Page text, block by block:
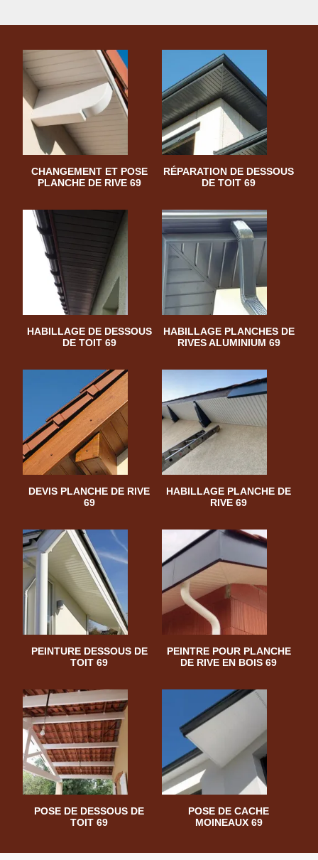
CHANGEMENT ET POSE
PLANCHE DE RIVE 69
RÉPARATION DE DESSOUS
DE TOIT 69
HABILLAGE DE DESSOUS
DE TOIT 69
HABILLAGE PLANCHES DE
RIVES ALUMINIUM 69
DEVIS PLANCHE DE RIVE
69
HABILLAGE PLANCHE DE
RIVE 69
PEINTURE DESSOUS DE
TOIT 69
PEINTRE POUR PLANCHE
DE RIVE EN BOIS 69
POSE DE DESSOUS DE
TOIT 69
POSE DE CACHE
MOINEAUX 69